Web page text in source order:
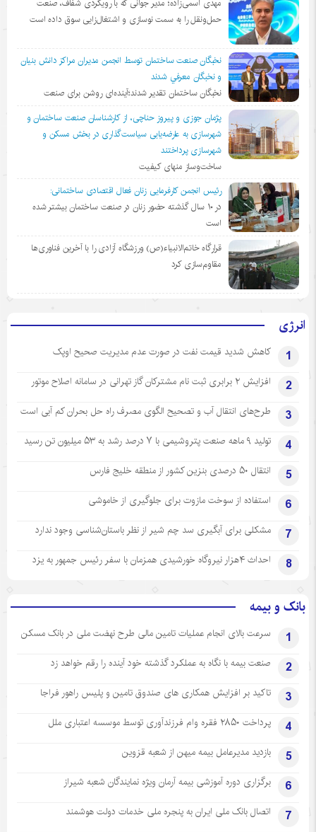
مهدی اسمی‌زاده؛ مدیر جوانی که با رویکردی شفاف، صنعت
حمل‌ونقل را به سمت نوسازی و اشتغال‌زایی سوق داده است
نخبگان صنعت ساختمان توسط انجمن مديران مراكز دانش بنيان
و نخبگان معرفي شدند
نخبگان ساختمان تقدیر شدند؛آینده‌ای روشن برای صنعت
پژمان جوزی و پیروز حناچی، از کارشناسان صنعت ساختمان و
شهرسازی به عارضه‌یابی سیاست‌گذاری در بخش مسکن و
شهرسازی پرداختند
ساخت‌وساز منهای کیفیت
رئیس انجمن کارفرمایی زنان فعال اقتصادی ساختمانی:
در ١٠ سال گذشته حضور زنان در صنعت ساختمان بیشتر شده
است
قرارگاه خاتم‌الانبیاء(ص) ورزشگاه آزادی را با آخرین فناوری‌ها
مقاوم‌سازی کرد
انرژی
1 کاهش شدید قیمت نفت در صورت عدم مدیریت صحیح اوپک
2 افزایش ۲ برابری ثبت نام مشترکان گاز تهرانی‌ در سامانه اصلاح موتور
3 طرح‌های انتقال آب و تصحیح الگوی مصرف راه حل بحران کم آبی است
4 تولید ۹ ماهه صنعت پتروشیمی با ۷ درصد رشد به ۵۳ میلیون تن رسید
5 انتقال ۵۰ درصدی بنزین کشور از منطقه خلیج فارس
6 استفاده از سوخت مازوت برای جلوگیری از خاموشی
7 مشکلی برای آبگیری سد چم شیر از نظر باستان‌شناسی وجود ندارد
8 احداث ۴هزار نیروگاه خورشیدی همزمان با سفر رئیس جمهور به یزد
بانک و بیمه
1 سرعت بالای انجام عملیات تامین مالی طرح نهضت ملی در بانک مسکن
2 صنعت بیمه با نگاه به عملکرد گذشته خود آینده را رقم خواهد زد
3 تاکید بر افزایش همکاری های صندوق تامین و پلیس راهور فراجا
4 پرداخت ۲۸۵۰ فقره وام فرزندآوری توسط موسسه اعتباری ملل
5 بازدید مدیرعامل بیمه میهن از شعبه قزوین
6 برگزاری دوره آموزشی بیمه آرمان ویژه نمایندگان شعبه شیراز
7 اتصال بانک ملی ایران به پنجره ملی خدمات دولت هوشمند